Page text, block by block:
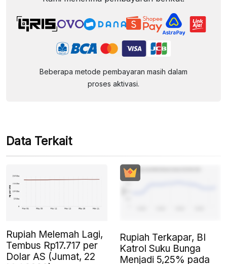
Beberapa metode pembayaran masih dalam
proses aktivasi.
Data Terkait
Rupiah Melemah Lagi,
Tembus Rp17.717 per
Dolar AS (Jumat, 22
Rupiah Terkapar, BI
Katrol Suku Bunga
Menjadi 5,25% pada